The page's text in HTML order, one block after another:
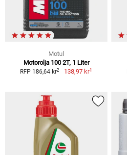
Motul
Motorolja 100 2T, 1 Liter
RFP 186,64 kr2 138,97 kr1